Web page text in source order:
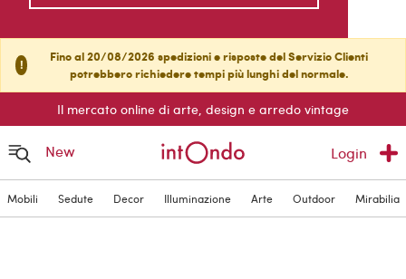
!
Fino al 20/08/2026 spedizioni e risposte del Servizio Clienti
potrebbero richiedere tempi più lunghi del normale.
Il mercato online di arte, design e arredo vintage
New Login
Mobili Sedute Decor Illuminazione Arte Outdoor Mirabilia